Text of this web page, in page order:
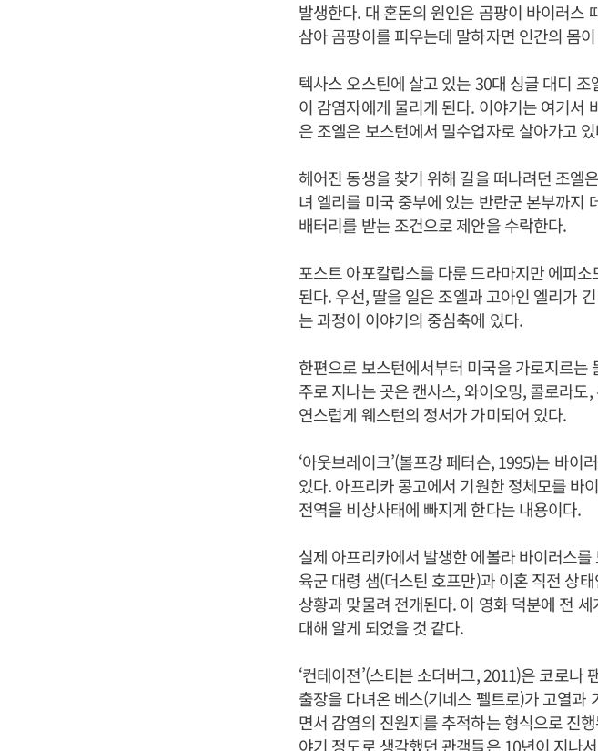
발생한다. 대 혼돈의 원인은 곰팡이 바이러스
삼아 곰팡이를 피우는데 말하자면 인간의 몸
텍사스 오스틴에 살고 있는 30대 싱글 대디
이 감염자에게 물리게 된다. 이야기는 여기서
은 조엘은 보스턴에서 밀수업자로 살아가고
헤어진 동생을 찾기 위해 길을 떠나려던 조엘
녀 엘리를 미국 중부에 있는 반란군 본부까지
배터리를 받는 조건으로 제안을 수락한다.
포스트 아포칼립스를 다룬 드라마지만 에피
된다. 우선, 딸을 일은 조엘과 고아인 엘리가
는 과정이 이야기의 중심축에 있다.
한편으로 보스턴에서부터 미국을 가로지르
주로 지나는 곳은 캔사스, 와이오밍, 콜로라
연스럽게 웨스턴의 정서가 가미되어 있다.
‘아웃브레이크’(볼프강 페터슨, 1995)는 바
있다. 아프리카 콩고에서 기원한 정체모를 바
전역을 비상사태에 빠지게 한다는 내용이다.
실제 아프리카에서 발생한 에볼라 바이러스
육군 대령 샘(더스틴 호프만)과 이혼 직전 상
상황과 맞물려 전개된다. 이 영화 덕분에 전
대해 알게 되었을 것 같다.
‘컨테이젼’(스티븐 소더버그, 2011)은 코로
출장을 다녀온 베스(기네스 펠트로)가 고열과
면서 감염의 진원지를 추적하는 형식으로 진
야기 정도로 생각했던 관객들은 10년이 지나